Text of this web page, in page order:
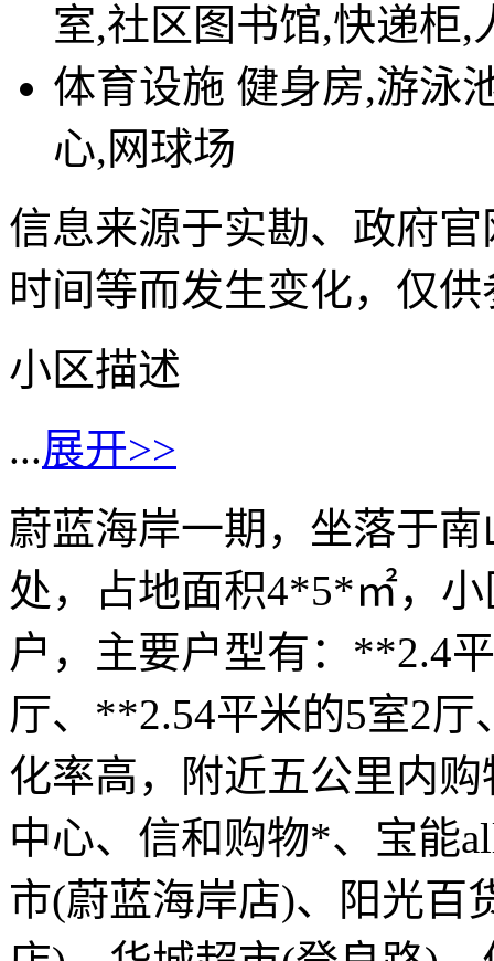
室,社区图书馆,快递柜,
体育设施 健身房,游泳
心,网球场
信息来源于实勘、政府
时间等而发生变化，仅
小区描述
...展开>>
蔚蓝海岸一期，坐落于
处，占地面积4*5*㎡，
户，主要户型有：**2.4
厅、**2.54平米的5室2
化率高，附近五公里内
中心、信和购物*、宝能
市(蔚蓝海岸店)、阳光百